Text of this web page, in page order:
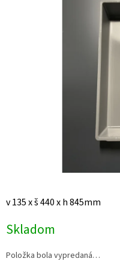
v 135 x š 440 x h 845mm
Skladom
Položka bola vypredaná…